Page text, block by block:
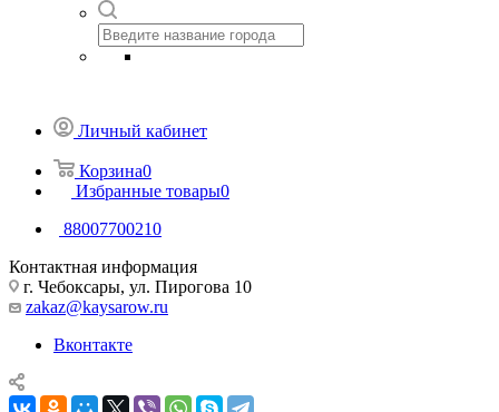
Личный кабинет
Корзина0
Избранные товары0
88007700210
Контактная информация
г. Чебоксары, ул. Пирогова 10
zakaz@kaysarow.ru
Вконтакте